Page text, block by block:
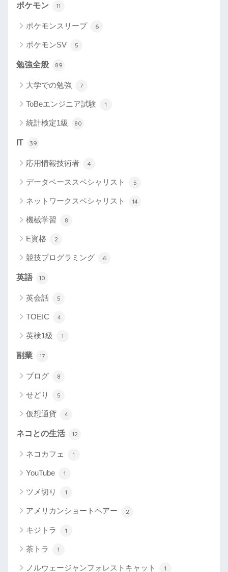
ポケモン 11
ポケモンスリープ 6
ポケモンSV 5
勉強全般 89
大学での勉強 7
ToBeエンジニア試験 1
統計検定1級 80
IT 39
応用情報技術者 4
データベーススペシャリスト 5
ネットワークスペシャリスト 14
機械学習 8
E資格 2
競技プログラミング 6
英語 10
英会話 5
TOEIC 4
英検1級 1
副業 17
ブログ 8
せどり 5
仮想通貨 4
ネコとの生活 12
ネコカフェ 1
YouTube 1
ツメ切り 1
アメリカンショートヘアー 2
キジトラ 1
茶トラ 1
ノルウェージャンフォレストキャット 1